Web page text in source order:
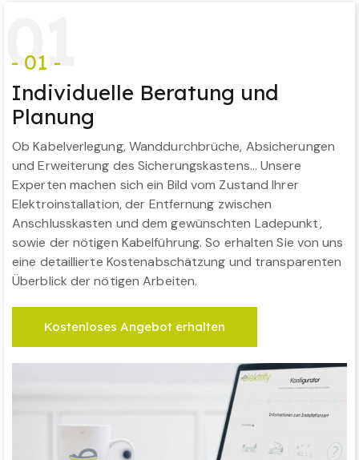
01
- 01 -
Individuelle Beratung und
Planung
Ob Kabelverlegung, Wanddurchbrüche, Absicherungen
und Erweiterung des Sicherungskastens… Unsere
Experten machen sich ein Bild vom Zustand Ihrer
Elektroinstallation, der Entfernung zwischen
Anschlusskasten und dem gewünschten Ladepunkt,
sowie der nötigen Kabelführung. So erhalten Sie von uns
eine detaillierte Kostenabschätzung und transparenten
Überblick der nötigen Arbeiten.
Kostenloses Angebot erhalten